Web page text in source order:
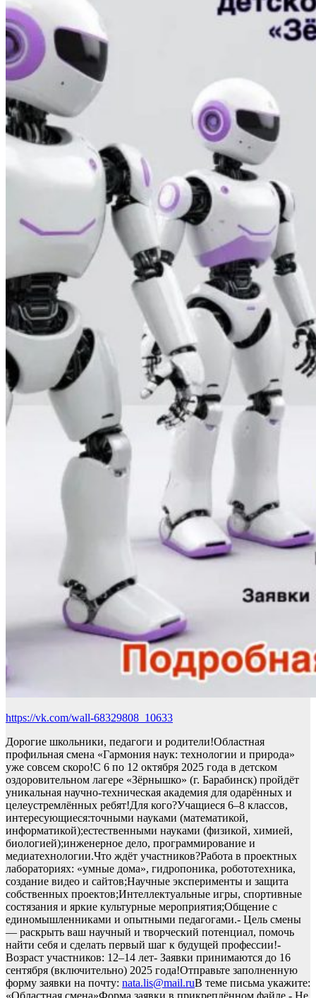
https://vk.com/wall-68329808_10633
Дорогие школьники, педагоги и родители!Областная
профильная смена «Гармония наук: технологии и природа»
уже совсем скоро!С 6 по 12 октября 2025 года в детском
оздоровительном лагере «Зёрнышко» (г. Барабинск) пройдёт
уникальная научно-техническая академия для одарённых и
целеустремлённых ребят!Для кого?Учащиеся 6–8 классов,
интересующиеся:точными науками (математикой,
информатикой);естественными науками (физикой, химией,
биологией);инженерное дело, программирование и
медиатехнологии.Что ждёт участников?Работа в проектных
лабораториях: «умные дома», гидропоника, робототехника,
создание видео и сайтов;Научные эксперименты и защита
собственных проектов;Интеллектуальные игры, спортивные
состязания и яркие культурные мероприятия;Общение с
единомышленниками и опытными педагогами.- Цель смены
— раскрыть ваш научный и творческий потенциал, помочь
найти себя и сделать первый шаг к будущей профессии!-
Возраст участников: 12–14 лет- Заявки принимаются до 16
сентября (включительно) 2025 года!Отправьте заполненную
форму заявки на почту: nata.lis@mail.ruВ теме письма укажите:
«Областная смена»Форма заявки в прикреплённом файле.- Не